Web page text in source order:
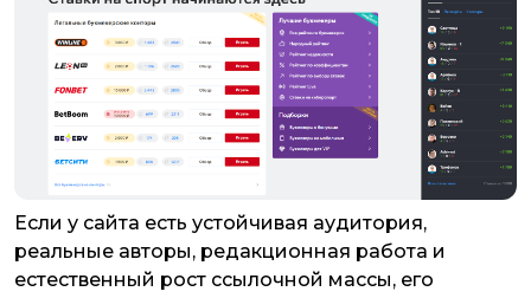
Если у сайта есть устойчивая аудитория,
реальные авторы, редакционная работа и
естественный рост ссылочной массы, его